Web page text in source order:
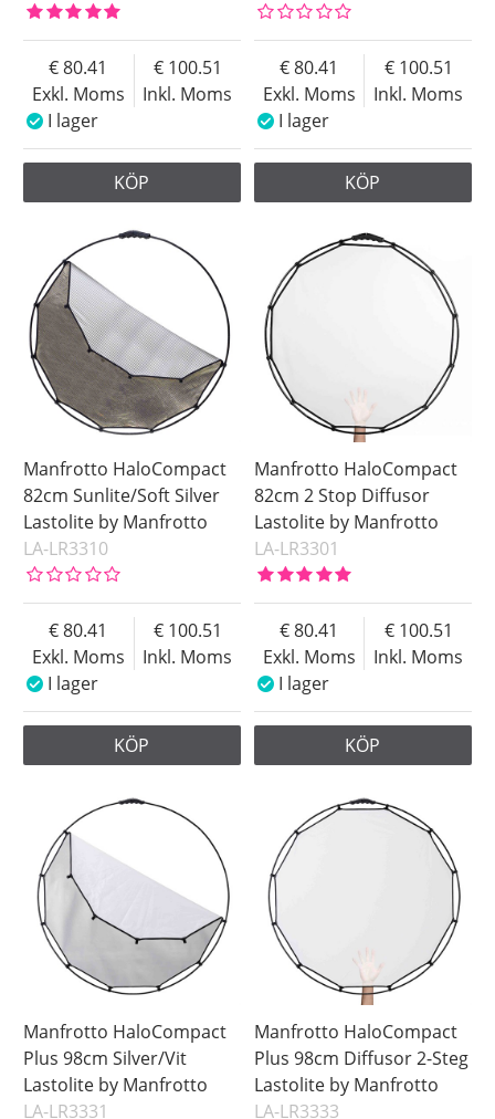
Exkl. Moms
80.41
Inkl. Moms
100.51
I lager
KÖP
Exkl. Moms
80.41
Inkl. Moms
100.51
I lager
KÖP
Manfrotto HaloCompact
82cm Sunlite/Soft Silver
Lastolite by Manfrotto
LA-LR3310
Exkl. Moms
80.41
Inkl. Moms
100.51
I lager
KÖP
Manfrotto HaloCompact
82cm 2 Stop Diffusor
Lastolite by Manfrotto
LA-LR3301
Exkl. Moms
80.41
Inkl. Moms
100.51
I lager
KÖP
Manfrotto HaloCompact
Plus 98cm Silver/Vit
Lastolite by Manfrotto
LA-LR3331
Manfrotto HaloCompact
Plus 98cm Diffusor 2-Steg
Lastolite by Manfrotto
LA-LR3333